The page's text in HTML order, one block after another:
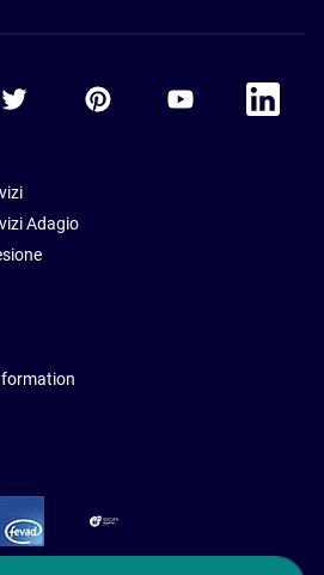
Accor TwitterAccor PinterestAccor Youtube
Accor
Adagio